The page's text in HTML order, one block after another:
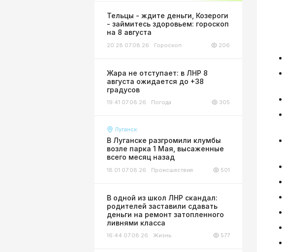
Тельцы - ждите деньги, Козероги
- займитесь здоровьем: гороскоп
на 8 августа
20:28 07.08.26 Гороскоп 206
Жара не отступает: в ЛНР 8
августа ожидается до +38
градусов
19:41 07.08.26 Погода 305
Луганск
В Луганске разгромили клумбы
возле парка 1 Мая, высаженные
всего месяц назад
18:01 07.08.26 Происшествия 501
В одной из школ ЛНР скандал:
родителей заставили сдавать
деньги на ремонт затопленного
ливнями класса
16:44 07.08.26 Жизнь 577